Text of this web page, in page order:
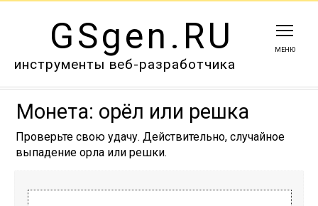
GSgen.RU
инструменты веб-разработчика
МЕНЮ
Монета: орёл или решка
Проверьте свою удачу. Действительно, случайное
выпадение орла или решки.